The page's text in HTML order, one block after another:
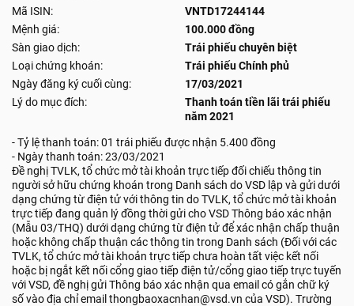
Mã ISIN:
VNTD17244144
Mệnh giá:
100.000 đồng
Sàn giao dịch:
Trái phiếu chuyên biệt
Loại chứng khoán:
Trái phiếu Chính phủ
Ngày đăng ký cuối cùng:
17/03/2021
Lý do mục đích:
Thanh toán tiền lãi trái phiếu
năm 2021
- Tỷ lệ thanh toán: 01 trái phiếu được nhận 5.400 đồng
- Ngày thanh toán: 23/03/2021
Đề nghị TVLK, tổ chức mở tài khoản trực tiếp đối chiếu thông tin
người sở hữu chứng khoán trong Danh sách do VSD lập và gửi dưới
dạng chứng từ điện tử với thông tin do TVLK, tổ chức mở tài khoản
trực tiếp đang quản lý đồng thời gửi cho VSD Thông báo xác nhận
(Mẫu 03/THQ) dưới dạng chứng từ điện tử để xác nhận chấp thuận
hoặc không chấp thuận các thông tin trong Danh sách (Đối với các
TVLK, tổ chức mở tài khoản trực tiếp chưa hoàn tất việc kết nối
hoặc bị ngắt kết nối cổng giao tiếp điện tử/cổng giao tiếp trực tuyến
với VSD, đề nghị gửi Thông báo xác nhận qua email có gắn chữ ký
số vào địa chỉ email thongbaoxacnhan@vsd.vn của VSD). Trường